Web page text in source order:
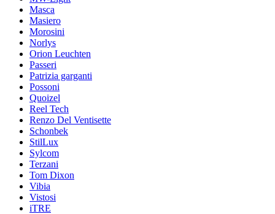
Masca
Masiero
Morosini
Norlys
Orion Leuchten
Passeri
Patrizia garganti
Possoni
Quoizel
Reel Tech
Renzo Del Ventisette
Schonbek
StilLux
Sylcom
Terzani
Tom Dixon
Vibia
Vistosi
iTRE